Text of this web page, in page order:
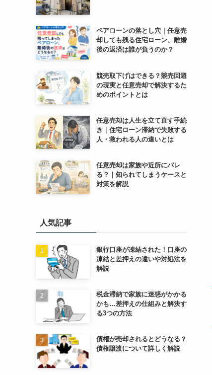
ペアローンの落とし穴｜任意売
却しても残る住宅ローン、離婚
後の返済は誰が負うのか？
競売取下げはできる？競売回避
の現実と任意売却で解決するた
めのポイントとは
任意売却は人生を立て直す手続
き｜住宅ローン滞納で失敗する
人・救われる人の違いとは
任意売却は家族や近所にバレ
る？｜知られてしまうケースと
対策を解説
人気記事
銀行口座が凍結された！口座の
凍結と差押えの違いや対処法を
解説
税金滞納で家族に迷惑がかかる
かも…差押えの仕組みと解決す
る3つの方法
債権が売却されるとどうなる？
債権譲渡について詳しく解説